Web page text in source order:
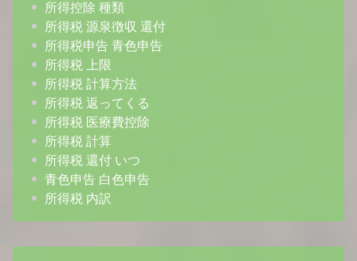
所得控除 種類
所得税 源泉徴収 還付
所得税申告 青色申告
所得税 上限
所得税 計算方法
所得税 返ってくる
所得税 医療費控除
所得税 計算
所得税 還付 いつ
青色申告 白色申告
所得税 内訳